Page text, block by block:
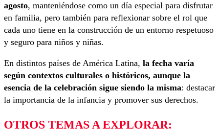
agosto, manteniéndose como un día especial para disfrutar
en familia, pero también para reflexionar sobre el rol que
cada uno tiene en la construcción de un entorno respetuoso
y seguro para niños y niñas.
En distintos países de América Latina, la fecha varía
según contextos culturales o históricos, aunque la
esencia de la celebración sigue siendo la misma: destacar
la importancia de la infancia y promover sus derechos.
OTROS TEMAS A EXPLORAR: